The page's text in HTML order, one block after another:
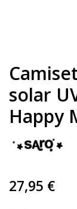
solar
Happy
27,95 €